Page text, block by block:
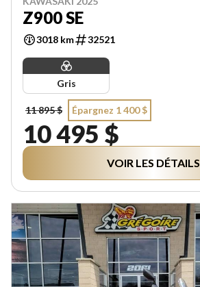
Z900 SE
3018 km 32521
Gris
11 895 $ Épargnez 1 400 $
10 495 $
VOIR LES DÉTAILS